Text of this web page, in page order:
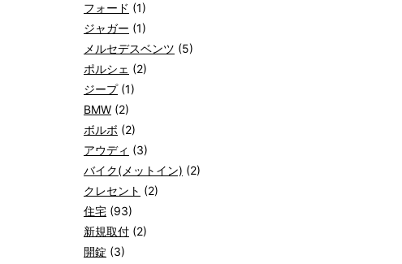
フォード (1)
ジャガー (1)
メルセデスベンツ (5)
ポルシェ (2)
ジープ(1)
BMW (2)
ボルボ (2)
アウディ (3)
バイク(メットイン) (2)
クレセント (2)
住宅 (93)
新規取付 (2)
開錠 (3)